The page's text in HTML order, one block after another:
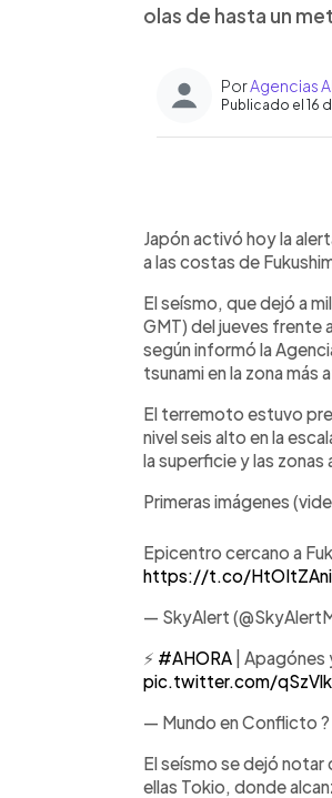
olas de hasta un
PorAgencias
Publicado el 16
► Escuchar
Japón activó hoy la
a las costas de
El seísmo, que dejó a
GMT) del jueves frente
según informó la
tsunami en la zona más
El terremoto estuvo
nivel seis alto en la
la superficie y las
Primeras imágenes
Epicentro cercano a
https://t.co/
— SkyAlert
⚡ #AHORA |
pic.twitter.com/
— Mundo en Conflicto
El seísmo se dejó
ellas Tokio, donde